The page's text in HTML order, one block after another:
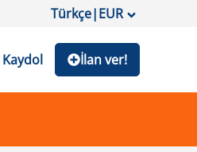
Türkçe|EUR
İlan ver!